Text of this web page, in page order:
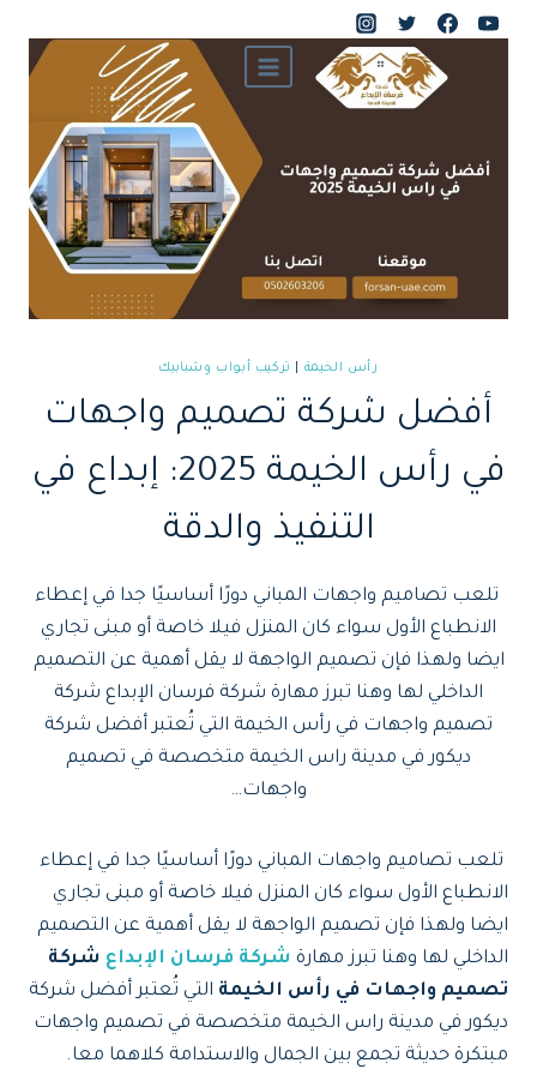
التجاوز
رأس الخيمة تركيب أبواب وشبابيك
أفضل شركة تصميم واجهات
في رأس الخيمة 2025: إبداع في
التنفيذ والدقة
تلعب تصاميم واجهات المباني دورًا أساسيًا جدا في إعطاء
الانطباع الأول سواء كان المنزل فيلا خاصة أو مبنى تجاري
ايضا ولهذا فإن تصميم الواجهة لا يقل أهمية عن التصميم
الداخلي لها وهنا تبرز مهارة شركة فرسان الإبداع شركة
تصميم واجهات في رأس الخيمة التي تُعتبر أفضل شركة
ديكور في مدينة راس الخيمة متخصصة في تصميم
واجهات…
تلعب تصاميم واجهات المباني دورًا أساسيًا جدا في إعطاء
الانطباع الأول سواء كان المنزل فيلا خاصة أو مبنى تجاري
ايضا ولهذا فإن تصميم الواجهة لا يقل أهمية عن التصميم
الداخلي لها وهنا تبرز مهارة شركة فرسان الإبداع شركة
تصميم واجهات في رأس الخيمة التي تُعتبر أفضل شركة
ديكور في مدينة راس الخيمة متخصصة في تصميم واجهات
مبتكرة حديثة تجمع بين الجمال والاستدامة كلاهما معا.